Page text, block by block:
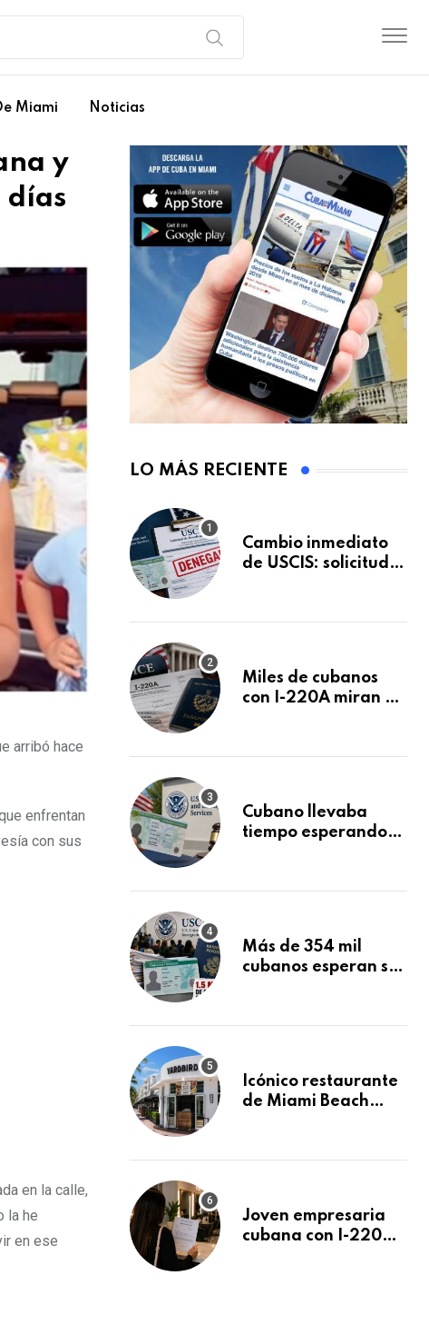
Miami Noticias
y
días
arribó hace
enfrentan
con sus
en la calle,
la he
en ese
LO MÁS RECIENTE
Cambio inmediato
de USCIS: solicitudes
sin previo aviso
Miles de cubanos
con I-220A miran al
decidirse en una
Cubano llevaba
tiempo esperando
tras Writ of
Más de 354 mil
cubanos esperan su
acumula 1.5 millones
Icónico restaurante
de Miami Beach
después de 15 años
Joven empresaria
cubana con I-220A